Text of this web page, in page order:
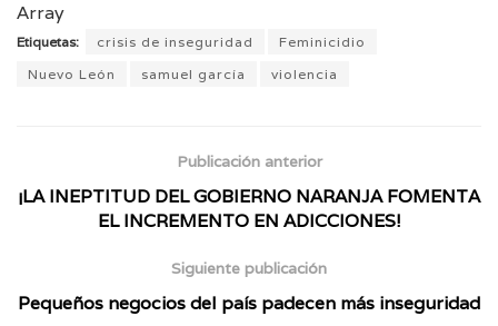
Array
Etiquetas: crisis de inseguridad
Feminicidio
Nuevo León
samuel garcía violencia
Publicación anterior
¡LA INEPTITUD DEL GOBIERNO NARANJA FOMENTA
EL INCREMENTO EN ADICCIONES!
Siguiente publicación
Pequeños negocios del país padecen más inseguridad